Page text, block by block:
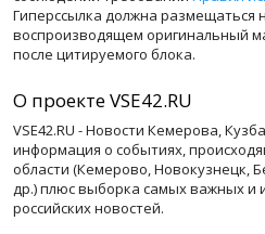
Гиперссылка должна размещаться
воспроизводящем оригинальный
после цитируемого блока.
О проекте VSE42.RU
VSE42.RU - Новости Кемерова,
информация о событиях,
области (Кемерово, Новокузнецк,
др.) плюс выборка самых важных и
российских новостей.